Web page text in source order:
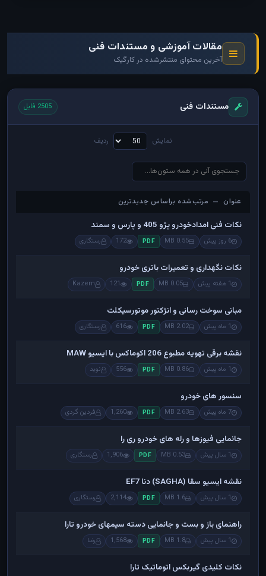
مقالات آموزشی و مستندات فنی
آخرین محتوای منتشرشده در کارگیک
مستندات فنی 2505 فایل
نمایش ردیف
عنوان — مرتب‌شده براساس جدیدترین
عنوان — مرتب‌شده براساس جدیدترین
نکات فنی امدادخودرو پژو 405 و پارس و سمند
6 روز پیش 0.55 MB
PDF
172 رستگاری
نکات نگهداری و تعمیرات باتری خودرو
1 هفته پیش 0.05 MB
PDF
121
Kazem
مبانی سوخت رسانی و انژکتور موتورسیکلت
1 ماه پیش 2.02 MB
PDF
616 رستگاری
نقشه برقی تهویه مطبوع 206 اکوماکس با ایسیو MAW
1 ماه پیش 0.86 MB
PDF
556 نوید
سنسور های خودرو
7 ماه پیش 2.63 MB
PDF
1,260 فردین گردی
جانمایی فیوزها و رله های خودرو ری را
1 سال پیش 0.53 MB
PDF
1,906 رستگاری
نقشه ایسیو سقا (SAGHA) دنا EF7
1 سال پیش 1.6 MB
PDF
2,114 رستگاری
راهنمای باز و بست و جانمایی دسته سیمهای خودرو تارا
1 سال پیش 1.8 MB
PDF
1,568 رضا
نکات کلیدی گیربکس اتوماتیک تارا